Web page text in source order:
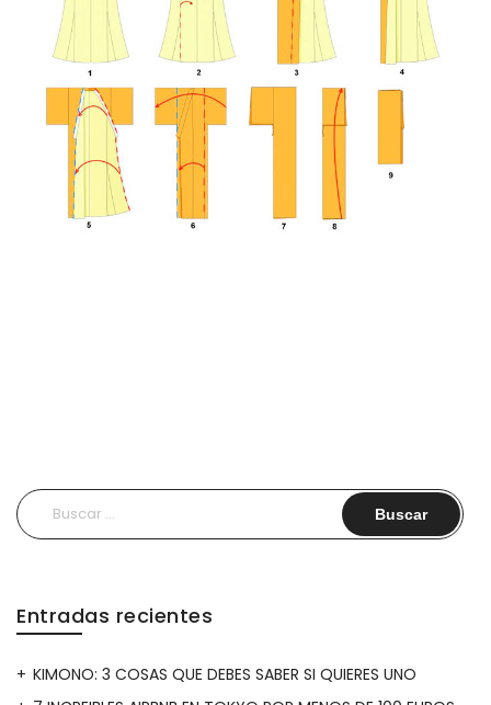
Buscar:
Entradas recientes
KIMONO: 3 COSAS QUE DEBES SABER SI QUIERES UNO